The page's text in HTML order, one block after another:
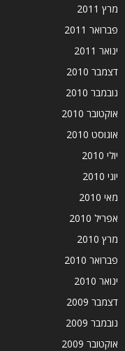
מרץ 2011
פברואר 2011
ינואר 2011
דצמבר 2010
נובמבר 2010
אוקטובר 2010
אוגוסט 2010
יולי 2010
יוני 2010
מאי 2010
אפריל 2010
מרץ 2010
פברואר 2010
ינואר 2010
דצמבר 2009
נובמבר 2009
אוקטובר 2009